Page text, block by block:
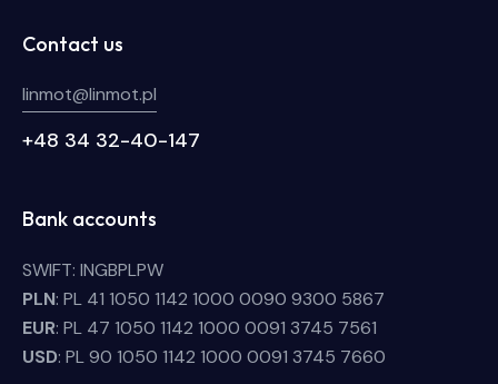
Contact us
linmot@linmot.pl
+48 34 32-40-147
Bank accounts
SWIFT: INGBPLPW
PLN: PL 41 1050 1142 1000 0090 9300 5867
EUR: PL 47 1050 1142 1000 0091 3745 7561
USD: PL 90 1050 1142 1000 0091 3745 7660